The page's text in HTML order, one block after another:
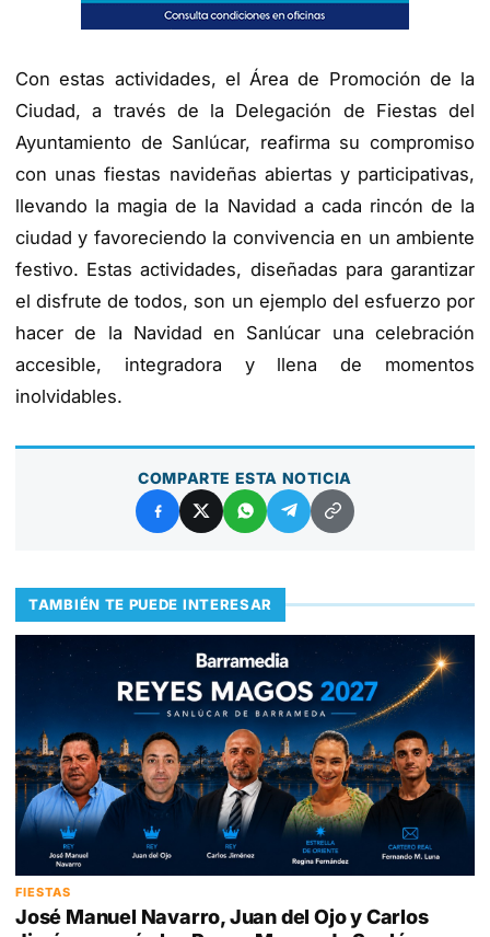
Con estas actividades, el Área de Promoción de la
Ciudad, a través de la Delegación de Fiestas del
Ayuntamiento de Sanlúcar, reafirma su compromiso
con unas fiestas navideñas abiertas y participativas,
llevando la magia de la Navidad a cada rincón de la
ciudad y favoreciendo la convivencia en un ambiente
festivo. Estas actividades, diseñadas para garantizar
el disfrute de todos, son un ejemplo del esfuerzo por
hacer de la Navidad en Sanlúcar una celebración
accesible, integradora y llena de momentos
inolvidables.
COMPARTE ESTA NOTICIA
TAMBIÉN TE PUEDE INTERESAR
FIESTAS
José Manuel Navarro, Juan del Ojo y Carlos